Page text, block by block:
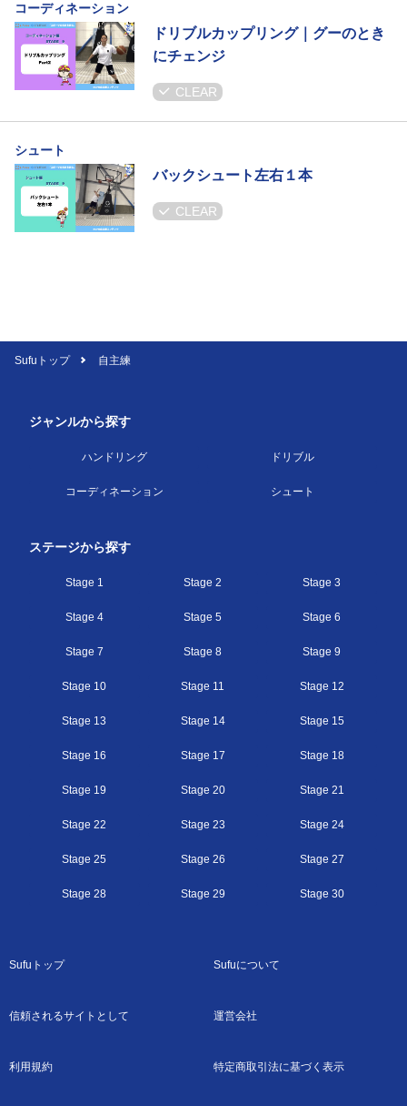
コーディネーション
ドリブルカップリング｜グーのとき
にチェンジ
CLEAR
シュート
バックシュート左右１本
CLEAR
Sufuトップ 自主練
ジャンルから探す
ハンドリング ドリブル
コーディネーション シュート
ステージから探す
Stage 1 Stage 2 Stage 3
Stage 4 Stage 5 Stage 6
Stage 7 Stage 8 Stage 9
Stage 10 Stage 11 Stage 12
Stage 13 Stage 14 Stage 15
Stage 16 Stage 17 Stage 18
Stage 19 Stage 20 Stage 21
Stage 22 Stage 23 Stage 24
Stage 25 Stage 26 Stage 27
Stage 28 Stage 29 Stage 30
Sufuトップ Sufuについて
信頼されるサイトとして 運営会社
利用規約 特定商取引法に基づく表示